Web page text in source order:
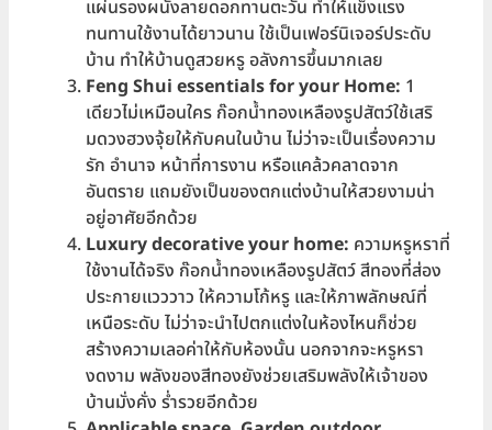
แผ่นรองผนังลายดอกทานตะวัน ทำให้แข็งแรง
ทนทานใช้งานได้ยาวนาน ใช้เป็นเฟอร์นิเจอร์ประดับ
บ้าน ทำให้บ้านดูสวยหรู อลังการขึ้นมากเลย
Feng Shui essentials for your Home: 1
เดียวไม่เหมือนใคร ก๊อกน้ำทองเหลืองรูปสัตว์ใช้เสริ
มดวงฮวงจุ้ยให้กับคนในบ้าน ไม่ว่าจะเป็นเรื่องความ
รัก อำนาจ หน้าที่การงาน หรือแคล้วคลาดจาก
อันตราย แถมยังเป็นของตกแต่งบ้านให้สวยงามน่า
อยู่อาศัยอีกด้วย
Luxurydecorative your home: ความหรูหราที่
ใช้งานได้จริง ก๊อกน้ำทองเหลืองรูปสัตว์ สีทองที่ส่อง
ประกายแวววาว ให้ความโก้หรู และให้ภาพลักษณ์ที่
เหนือระดับ ไม่ว่าจะนำไปตกแต่งในห้องไหนก็ช่วย
สร้างความเลอค่าให้กับห้องนั้น นอกจากจะหรูหรา
งดงาม พลังของสีทองยังช่วยเสริมพลังให้เจ้าของ
บ้านมั่งคั่ง ร่ำรวยอีกด้วย